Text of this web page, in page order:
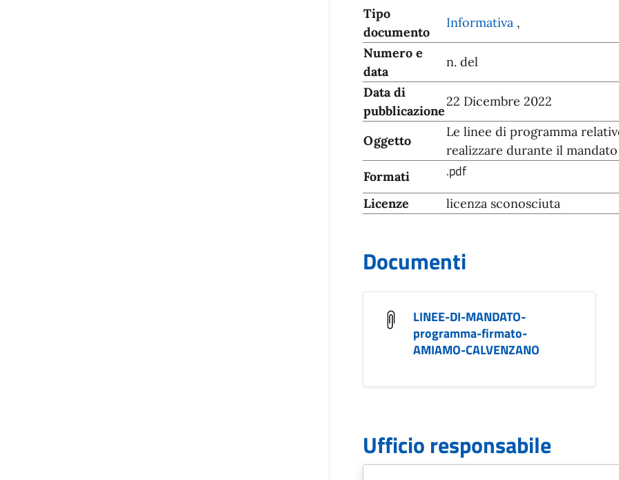
Tipo
documento
Informativa ,
Numero e
data
n. del
Data di
pubblicazione
22 Dicembre 2022
Oggetto
Le linee di programma
realizzare durante il
Formati
.pdf
Licenze licenza sconosciuta
Documenti
LINEE-DI-MANDATO-
programma-firmato-
AMIAMO-CALVENZANO
Ufficio responsabile